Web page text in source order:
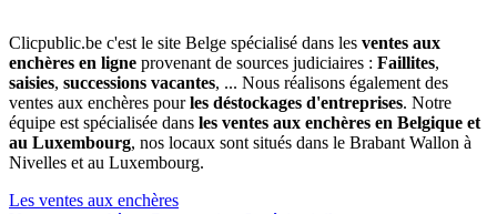
Clicpublic.be c'est le site Belge spécialisé dans les ventes aux
enchères en ligne provenant de sources judiciaires : Faillites,
saisies, successions vacantes, ... Nous réalisons également des
ventes aux enchères pourles déstockages d'entreprises. Notre
équipe est spécialisée dans les ventes aux enchères en Belgique et
au Luxembourg, nos locaux sont situés dans le Brabant Wallon à
Nivelles et au Luxembourg.
Les ventes aux enchères